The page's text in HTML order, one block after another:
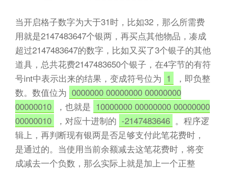
当开启格子数字为大于31时，比如32，那么所需费
用就是2147483647个银两，再买点其他物品，凑成
超过2147483647的数字，比如又买了3个银子的其他
道具，总共花费2147483650个银子，在4字节的有符
号int中表示出来的结果，变成符号位为 1
，即负整
数。数值位为 0000000 00000000 00000000
00000010
，也就是 10000000 00000000 00000000
00000010
，对应十进制的 -2147483646 。程序逻
辑上，再判断现有银两是否足够支付此笔花费时，
是通过的。当使用当前余额减去这笔花费时，将变
成减去一个负数，那么实际上就是加上一个正整